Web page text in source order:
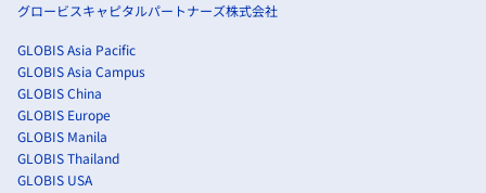
グロービスキャピタルパートナーズ株式会社
GLOBIS Asia Pacific
GLOBIS Asia Campus
GLOBIS China
GLOBIS Europe
GLOBIS Manila
GLOBIS Thailand
GLOBIS USA